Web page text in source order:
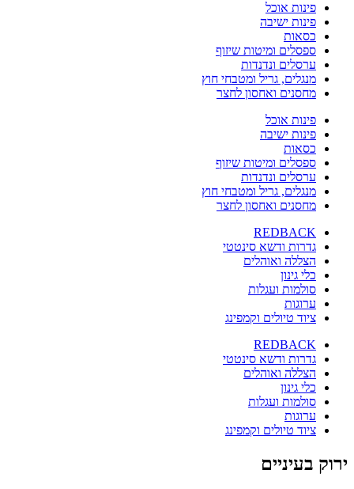
פינות אוכל
פינות ישיבה
כסאות
ספסלים ומיטות שיזוף
ערסלים ונדנדות
מנגלים, גריל ומטבחי חוץ
מחסנים ואחסון לחצר
פינות אוכל
פינות ישיבה
כסאות
ספסלים ומיטות שיזוף
ערסלים ונדנדות
מנגלים, גריל ומטבחי חוץ
מחסנים ואחסון לחצר
REDBACK
גדרות ודשא סינטטי
הצללה ואוהלים
כלי גינון
סולמות ועגלות
ערוגות
ציוד טיולים וקמפינג
REDBACK
גדרות ודשא סינטטי
הצללה ואוהלים
כלי גינון
סולמות ועגלות
ערוגות
ציוד טיולים וקמפינג
ירוק בעיניים